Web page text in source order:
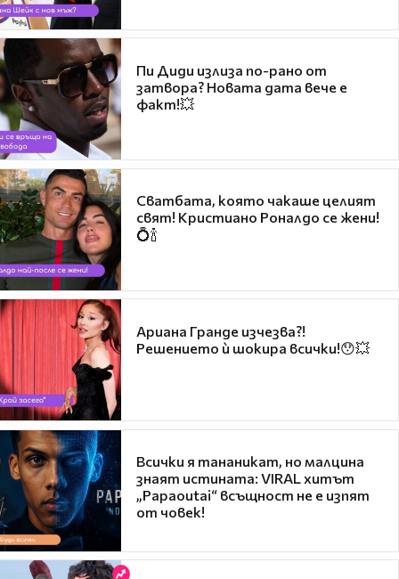
Пи Диди излиза по-рано от
затвора? Новата дата вече е
факт!💥
Сватбата, която чакаше целият
свят! Кристиано Роналдо се жени!
💍🍾
Ариана Гранде изчезва?!
Решението ѝ шокира всички!😯💥
Всички я тананикат, но малцина
знаят истината: VIRAL хитът
„Papaoutai“ всъщност не е изпят
от човек!